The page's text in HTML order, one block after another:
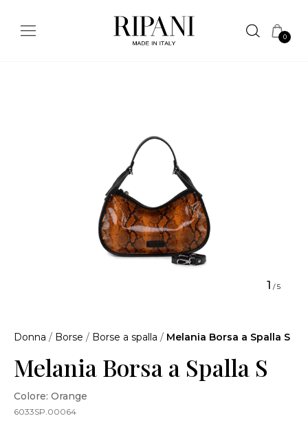
0
1 /5
Donna / Borse / Borse a spalla / Melania Borsa a Spalla S
Melania Borsa a Spalla S
Colore: Orange
6033SP.00064